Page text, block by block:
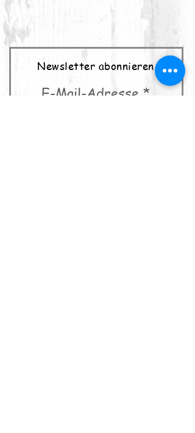
Newsletter abonnieren
E-Mail-Adresse